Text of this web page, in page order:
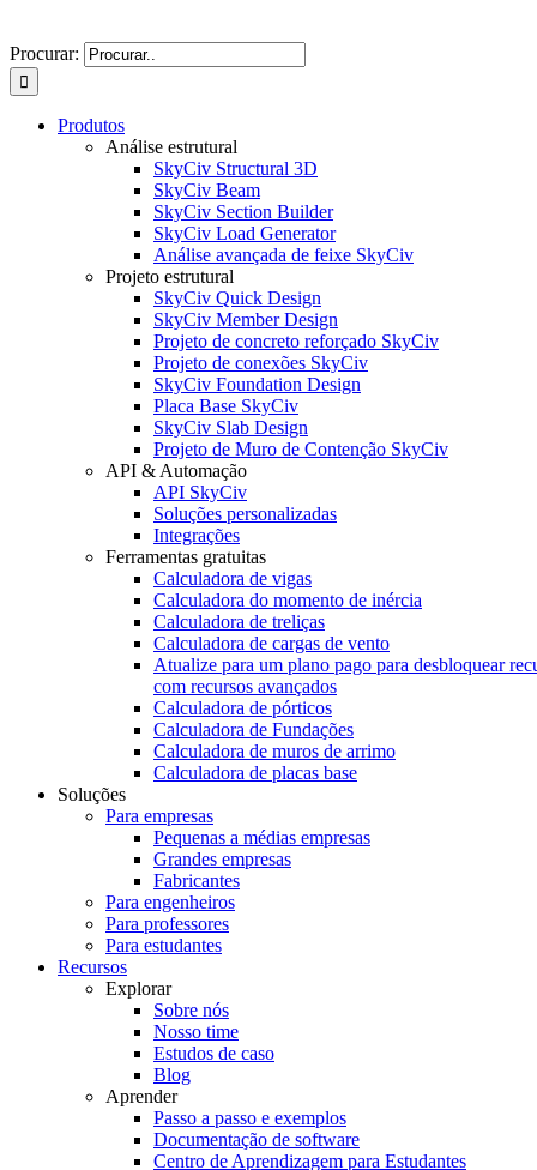
Procurar:
Produtos
Análise estrutural
SkyCiv Structural 3D
SkyCiv Beam
SkyCiv Section Builder
SkyCiv Load Generator
Análise avançada de feixe SkyCiv
Projeto estrutural
SkyCiv Quick Design
SkyCiv Member Design
Projeto de concreto reforçado SkyCiv
Projeto de conexões SkyCiv
SkyCiv Foundation Design
Placa Base SkyCiv
SkyCiv Slab Design
Projeto de Muro de Contenção SkyCiv
API & Automação
API SkyCiv
Soluções personalizadas
Integrações
Ferramentas gratuitas
Calculadora de vigas
Calculadora do momento de inércia
Calculadora de treliças
Calculadora de cargas de vento
Atualize para um plano pago para desbloquear
com recursos avançados
Calculadora de pórticos
Calculadora de Fundações
Calculadora de muros de arrimo
Calculadora de placas base
Soluções
Para empresas
Pequenas a médias empresas
Grandes empresas
Fabricantes
Para engenheiros
Para professores
Para estudantes
Recursos
Explorar
Sobre nós
Nosso time
Estudos de caso
Blog
Aprender
Passo a passo e exemplos
Documentação de software
Centro de Aprendizagem para Estudantes